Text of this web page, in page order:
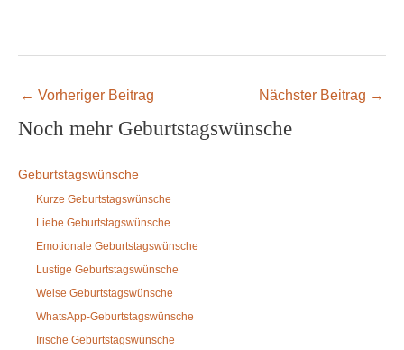
← Vorheriger Beitrag Nächster Beitrag →
Noch mehr Geburtstagswünsche
Geburtstagswünsche
Kurze Geburtstagswünsche
Liebe Geburtstagswünsche
Emotionale Geburtstagswünsche
Lustige Geburtstagswünsche
Weise Geburtstagswünsche
WhatsApp-Geburtstagswünsche
Irische Geburtstagswünsche